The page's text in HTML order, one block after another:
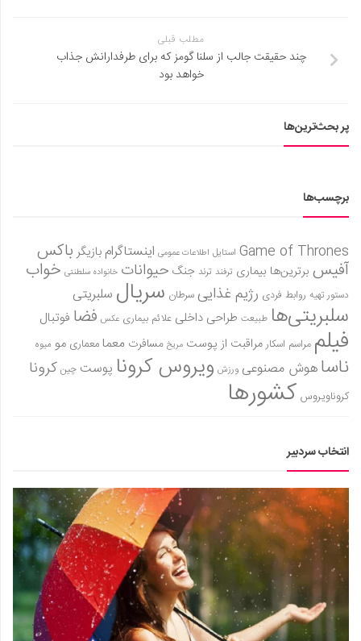
مطلب قبلی
چند حقیقت جالب از سلنا گومز که برای طرفدارانش جذاب
خواهد بود
پر بحث‌ترین‌ها
برچسب‌ها
Game of Thrones استایل اطلاعات عمومی اینستاگرام بازیگر باکس
آفیس برترین‌ها بیماری ترفند ترند جنگ حیوانات خانواده سلطنتی خواب
دستور تهیه روابط فردی رژیم غذاییسرطان سریال سلبریتی
سلبریتی‌ها طبیعت طراحی داخلی علائم بیماری عکس فضا فوتبال
فیلم مراسم اسکارمراقبت از پوست مریخ مسافرت معمامعماری مو میوه
ناساهوش مصنوعی ورزش ویروس کرونا پوست چین کرونا
کروناویروس کشورها
انتخاب سردبیر